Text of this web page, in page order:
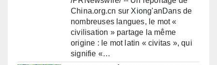
China.org.cn sur Xiong'anDans de
nombreuses langues, le mot «
civilisation » partage la même
origine : le mot latin « civitas », qui
signifie «…